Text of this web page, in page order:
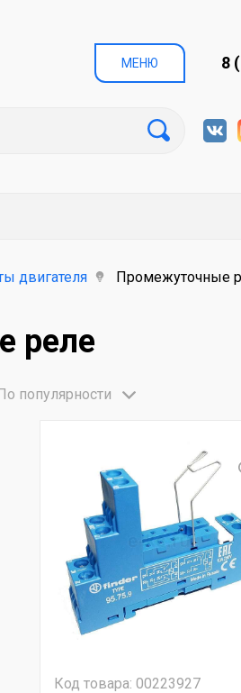
МЕНЮ 8
двигателя Промежуточные
реле
популярности
Код товара: 00223927